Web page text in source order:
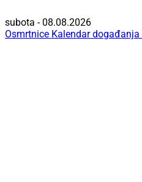
subota - 08.08.2026
Osmrtnice Kalendar događanja